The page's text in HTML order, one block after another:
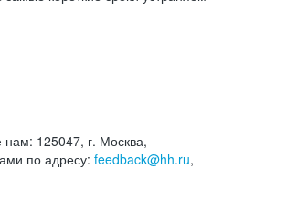
нам: 125047, г. Москва,
по адресу: feedback@hh.ru,